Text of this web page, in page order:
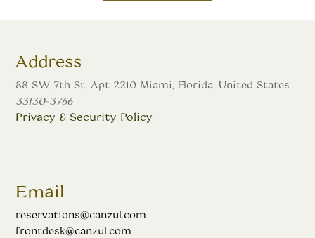
Address
88 SW 7th St, Apt 2210 Miami, Florida, United States
33130-3766
Privacy & Security Policy
Email
reservations@canzul.com
frontdesk@canzul.com